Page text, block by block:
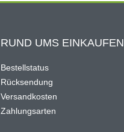
RUND UMS EINKAUFEN
Bestellstatus
Rücksendung
Versandkosten
Zahlungsarten